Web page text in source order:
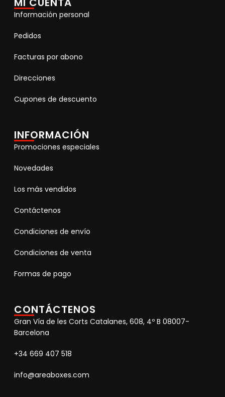
Información personal
Pedidos
Facturas por abono
Direcciones
Cupones de descuento
INFORMACIÓN
Promociones especiales
Novedades
Los más vendidos
Contáctenos
Condiciones de envío
Condiciones de venta
Formas de pago
CONTÁCTENOS
Gran Vía de les Corts Catalanes, 608, 4º B 08007-
Barcelona
+34 669 407 518
info@areaboxes.com